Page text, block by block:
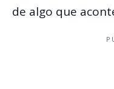
de algo que